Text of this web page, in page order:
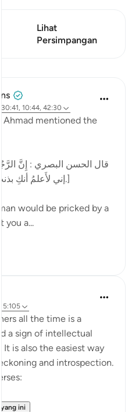
Lihat
Persimpangan
30:41, 10:44, 42:30
Ahmad mentioned the
إني لأَعلمُ أنكِ بذنب ، وما ظلمني ربي عز وجل.]
would be pricked by a
you a...
5:105
all the time is a
a sign of intellectual
It is also the easiest way
and introspection.
yang ini